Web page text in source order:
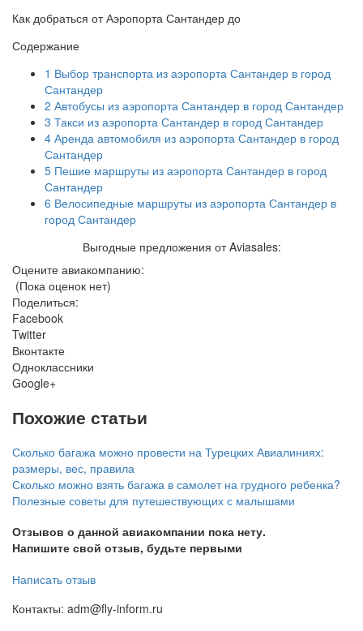
Как добраться от Аэропорта Сантандер до
Содержание
1 Выбор транспорта из аэропорта Сантандер в город
Сантандер
2 Автобусы из аэропорта Сантандер в город Сантандер
3 Такси из аэропорта Сантандер в город Сантандер
4 Аренда автомобиля из аэропорта Сантандер в город
Сантандер
5 Пешие маршруты из аэропорта Сантандер в город
Сантандер
6 Велосипедные маршруты из аэропорта Сантандер в
город Сантандер
Выгодные предложения от Aviasales:
Оцените авиакомпанию:
(Пока оценок нет)
Поделиться:
Facebook
Twitter
Вконтакте
Одноклассники
Google+
Похожие статьи
Сколько багажа можно провести на Турецких Авиалиниях:
размеры, вес, правила
Сколько можно взять багажа в самолет на грудного ребенка?
Полезные советы для путешествующих с малышами
Отзывов о данной авиакомпании пока нету.
Напишите свой отзыв, будьте первыми
Написать отзыв
Контакты: adm@fly-inform.ru